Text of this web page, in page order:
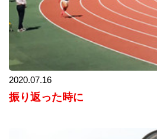
2020.07.16
振り返った時に